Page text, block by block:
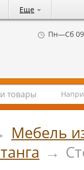
Еще
Пн—Сб
Мебель
→